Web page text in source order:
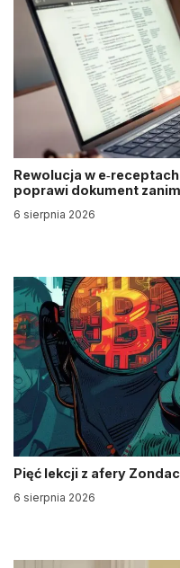
Rewolucja w
poprawi dokument
6 sierpnia 2026
Pięć lekcji z afery
6 sierpnia 2026